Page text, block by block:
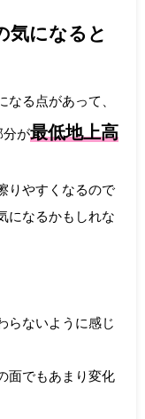
気になると
る点があって、
分が最低地上高
りやすくなるので
になるかもしれな
らないように感じ
面でもあまり変化